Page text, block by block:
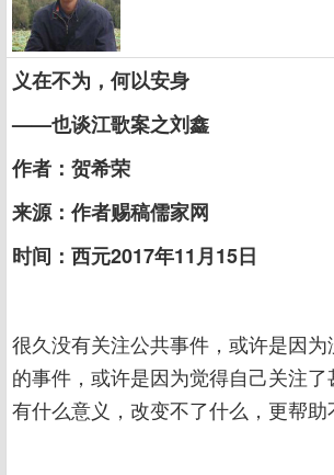
义在不为，何以安身
——也谈江歌案之刘鑫
作者：贺希荣
来源：作者赐稿儒家网
时间：西元2017年11月15日
很久没有关注公共事件，或许是因
的事件，或许是因为觉得自己关注
有什么意义，改变不了什么，更帮助